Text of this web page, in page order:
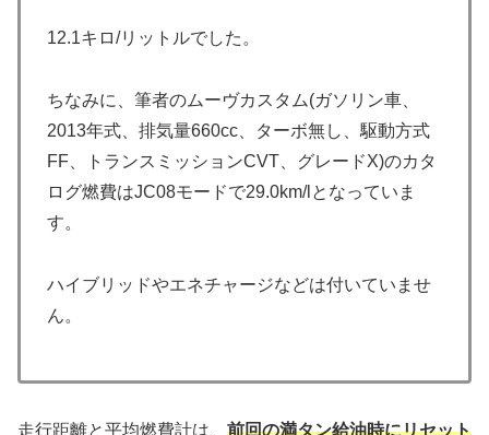
12.1キロ/リットルでした。
ちなみに、筆者のムーヴカスタム(ガソリン車、
2013年式、排気量660cc、ターボ無し、駆動方式
FF、トランスミッションCVT、グレードX)のカタ
ログ燃費はJC08モードで29.0km/lとなっていま
す。
ハイブリッドやエネチャージなどは付いていませ
ん。
走行距離と平均燃費計は、 前回の満タン給油時にリセット